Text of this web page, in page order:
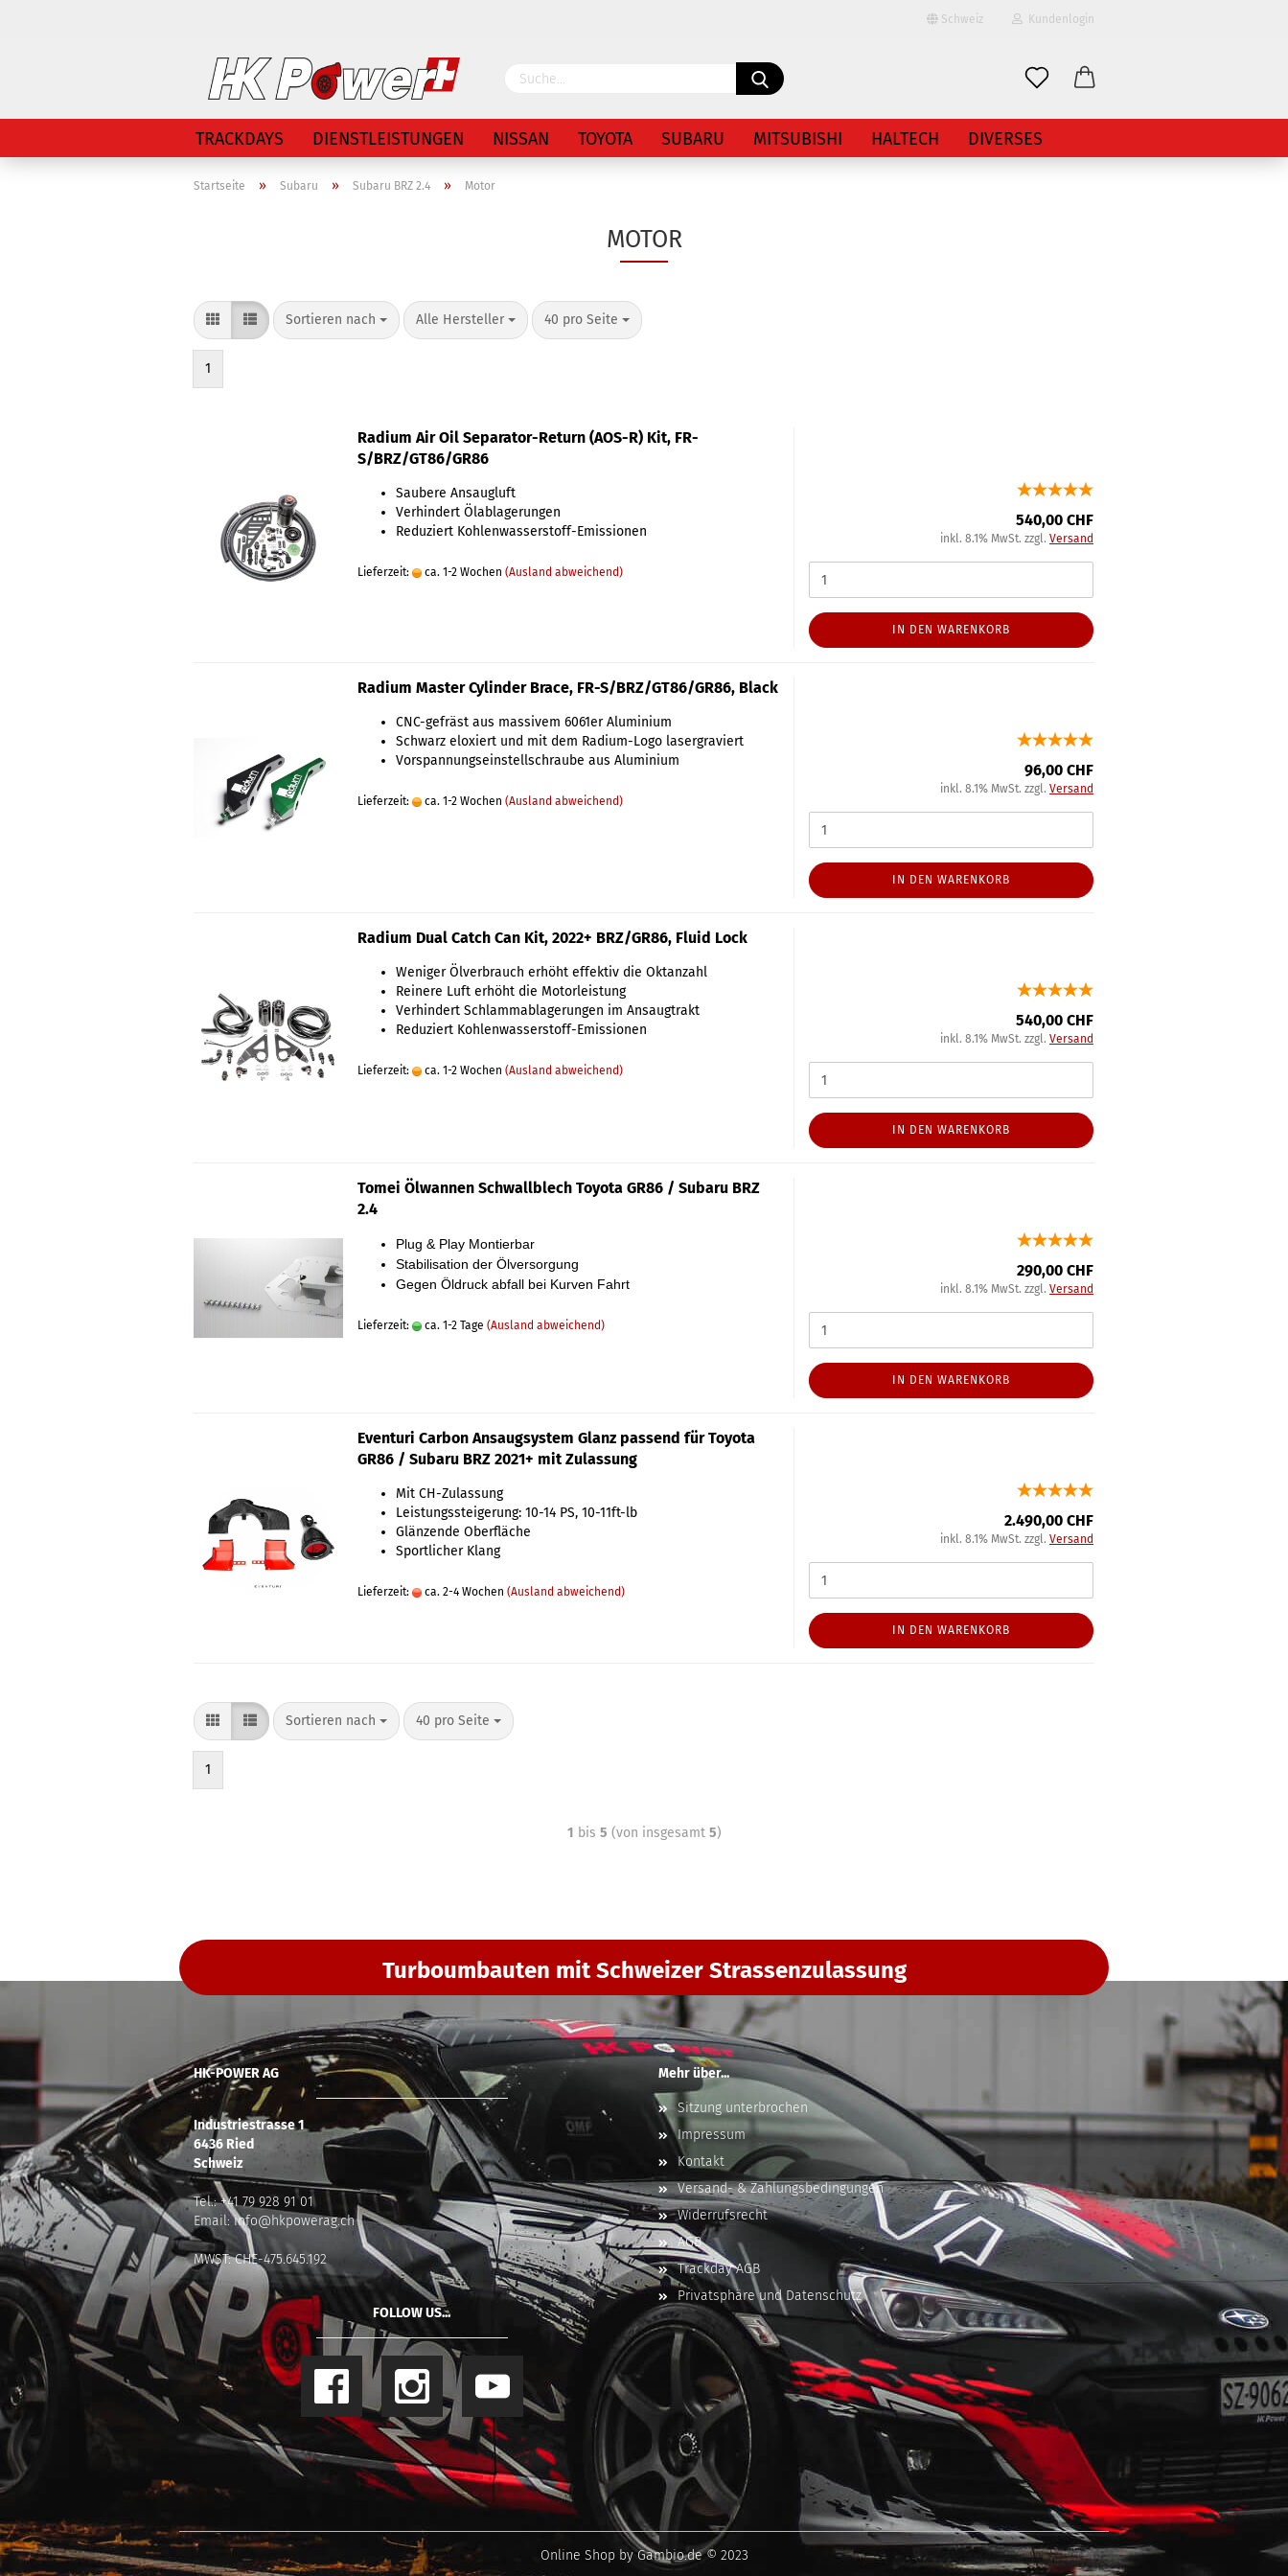
Schweiz
Lieferland
Kundenlogin
TRACKDAYS DIENSTLEISTUNGEN NISSAN TOYOTA SUBARU MITSUBISHI HALTECH DIVERSES
Startseite » Subaru » Subaru BRZ 2.4 » Motor
MOTOR
Sortieren nach Alle Hersteller 40 pro Seite
1
Radium Air Oil Separator-Return (AOS-R) Kit, FR-
S/BRZ/GT86/GR86
Saubere Ansaugluft
Verhindert Ölablagerungen
Reduziert Kohlenwasserstoff-Emissionen
Lieferzeit: ca. 1-2 Wochen (Ausland abweichend)
540,00 CHF
inkl. 8.1% MwSt. zzgl. Versand
IN DEN WARENKORB
Radium Master Cylinder Brace, FR-S/BRZ/GT86/GR86, Black
CNC-gefräst aus massivem 6061er Aluminium
Schwarz eloxiert und mit dem Radium-Logo lasergraviert
Vorspannungseinstellschraube aus Aluminium
Lieferzeit: ca. 1-2 Wochen (Ausland abweichend)
96,00 CHF
inkl. 8.1% MwSt. zzgl. Versand
IN DEN WARENKORB
Radium Dual Catch Can Kit, 2022+ BRZ/GR86, Fluid Lock
Weniger Ölverbrauch erhöht effektiv die Oktanzahl
Reinere Luft erhöht die Motorleistung
Verhindert Schlammablagerungen im Ansaugtrakt
Reduziert Kohlenwasserstoff-Emissionen
Lieferzeit: ca. 1-2 Wochen (Ausland abweichend)
540,00 CHF
inkl. 8.1% MwSt. zzgl. Versand
IN DEN WARENKORB
Tomei Ölwannen Schwallblech Toyota GR86 / Subaru BRZ
2.4
Plug & Play Montierbar
Stabilisation der Ölversorgung
Gegen Öldruck abfall bei Kurven Fahrt
Lieferzeit: ca. 1-2 Tage (Ausland abweichend)
290,00 CHF
inkl. 8.1% MwSt. zzgl. Versand
IN DEN WARENKORB
Eventuri Carbon Ansaugsystem Glanz passend für Toyota
GR86 / Subaru BRZ 2021+ mit Zulassung
Mit CH-Zulassung
Leistungssteigerung: 10-14 PS, 10-11ft-lb
Glänzende Oberfläche
Sportlicher Klang
Lieferzeit: ca. 2-4 Wochen (Ausland abweichend)
2.490,00 CHF
inkl. 8.1% MwSt. zzgl. Versand
IN DEN WARENKORB
Sortieren nach 40 pro Seite
1
1 bis 5 (von insgesamt 5)
Turboumbauten mit Schweizer Strassenzulassung
HK-POWER AG
Industriestrasse 1
6436 Ried
Schweiz
Tel.:+41 79 928 91 01
Email:info@hkpowerag.ch
MWST: CHE-475.645.192
Mehr über...
Sitzung unterbrochen
Impressum
Kontakt
Versand- & Zahlungsbedingungen
Widerrufsrecht
AGB
Trackday AGB
Privatsphäre und Datenschutz
FOLLOW US...
Online Shopby Gambio.de © 2023